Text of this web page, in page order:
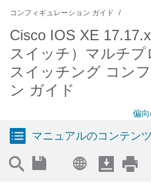
コンフィギュレーション ガイド
Cisco IOS XE
スイッチ）マルチ
スイッチング コン
ン ガイド
偏
マニュアルのコンテンツ